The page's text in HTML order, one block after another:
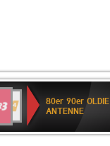
80er 90er OLDIE
ANTENNE